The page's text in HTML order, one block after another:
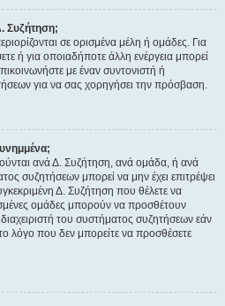
Συζήτηση;
σε ορισμένα μέλη ή ομάδες. Για
ή για οποιαδήποτε άλλη ενέργεια μπορεί
με έναν συντονιστή ή
για να σας χορηγήσει την πρόσβαση.
ανά Δ. Συζήτηση, ανά ομάδα, ή ανά
συζητήσεων μπορεί να μην έχει επιτρέψει
Δ. Συζήτηση που θέλετε να
ομάδες μπορούν να προσθέτουν
του συστήματος συζητήσεων εάν
λόγο που δεν μπορείτε να προσθέσετε